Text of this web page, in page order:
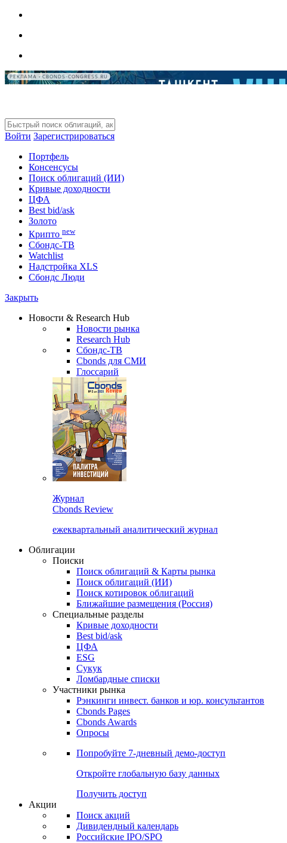
РЕКЛАМА • CBONDS-CONGRESS.RU
Войти Зарегистрироваться
Портфель
Консенсусы
Поиск облигаций (ИИ)
Кривые доходности
ЦФА
Best bid/ask
Золото
Крипто new
Сбондс-ТВ
Watchlist
Надстройка XLS
Сбондс Люди
Закрыть
Новости & Research Hub
Новости рынка
Research Hub
Сбондс-ТВ
Cbonds для СМИ
Глоссарий
Журнал
Cbonds Review
ежеквартальный аналитический журнал
Облигации
Поиски
Поиск облигаций & Карты рынка
Поиск облигаций (ИИ)
Поиск котировок облигаций
Ближайшие размещения (Россия)
Специальные разделы
Кривые доходности
Best bid/ask
ЦФА
ESG
Сукук
Ломбардные списки
Участники рынка
Рэнкинги инвест. банков и юр. консультантов
Cbonds Pages
Cbonds Awards
Опросы
Попробуйте 7-дневный демо-доступ
Откройте глобальную базу данных
Получить доступ
Акции
Поиск акций
Дивидендный календарь
Российские IPO/SPO